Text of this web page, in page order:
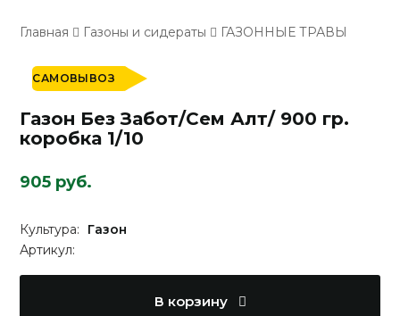
Главная Газоны и сидераты ГАЗОННЫЕ ТРАВЫ
САМОВЫВОЗ
Газон Без Забот/Сем Алт/ 900 гр.
коробка 1/10
905 руб.
Культура:
Газон
Артикул:
В корзину